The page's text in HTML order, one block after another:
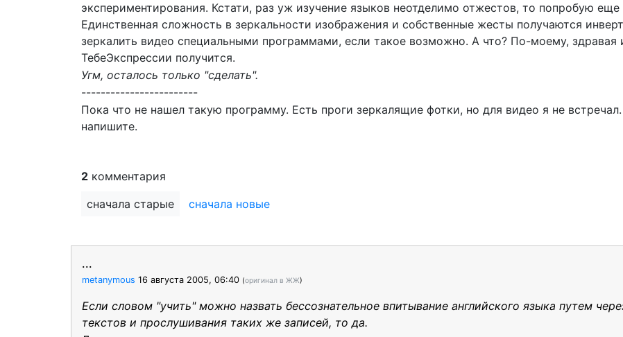
экспериментирования. Кстати, раз уж изучение языков неотделимо отжестов, то попробую
Единственная сложность в зеркальности изображения и собственные жесты получаются
зеркалить видео специальными программами, если такое возможно. А что? По-моему, здравая
ТебеЭкспрессии получится.
Угм, осталось только "сделать".
------------------------
Пока что не нашел такую программу. Есть проги зеркалящие фотки, но для видео я не
напишите.
2 комментария
сначала старые
сначала новые
...
metanymous 16 августа 2005, 06:40 (оригинал в ЖЖ)
Если словом "учить" можно назвать бессознательное впитывание английского языка путем
текстов и прослушивания таких же записей, то да.